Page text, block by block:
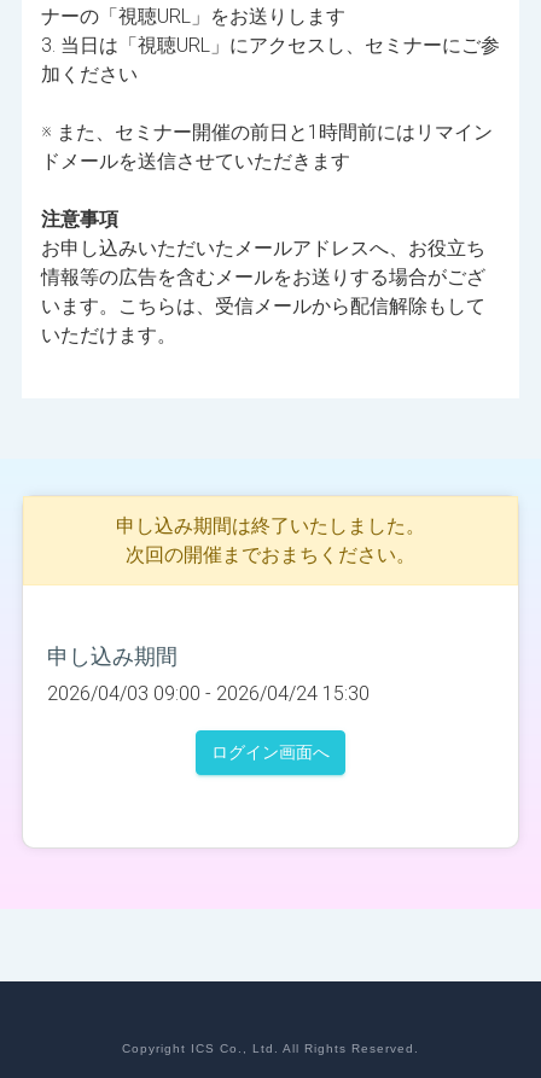
ナーの「視聴URL」をお送りします
3. 当日は「視聴URL」にアクセスし、セミナーにご参
加ください
※ また、セミナー開催の前日と1時間前にはリマイン
ドメールを送信させていただきます
注意事項
お申し込みいただいたメールアドレスへ、お役立ち
情報等の広告を含むメールをお送りする場合がござ
います。こちらは、受信メールから配信解除もして
いただけます。
申し込み期間は終了いたしました。
次回の開催までおまちください。
申し込み期間
2026/04/03 09:00 - 2026/04/24 15:30
ログイン画面へ
Copyright ICS Co., Ltd. All Rights Reserved.